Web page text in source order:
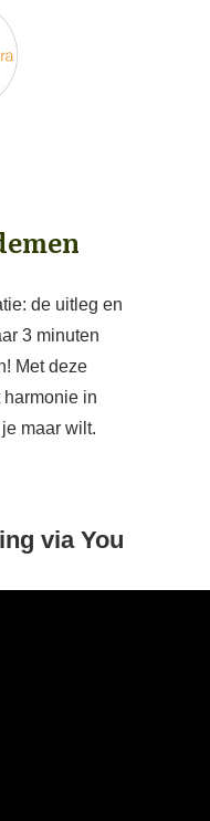
de uitleg en
3 minuten
Met deze
in
maar wilt.
via You